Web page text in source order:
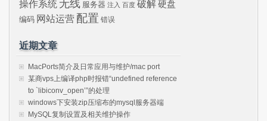
操作系统 无线 服务器 注入 百度 破解硬盘
编码 网站运营 配置 错误
近期文章
MacPorts简介及日常应用与维护/mac port
某商vps上编译php时报错“undefined reference
to `libiconv_open’”的处理
windows下安装zip压缩布的mysql服务器端
MySQL复制设置及相关维护操作